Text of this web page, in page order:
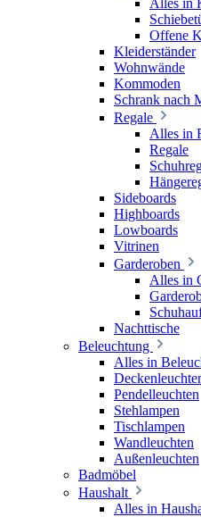
Alles in
Offene
Kleiderständer
Wohnwände
Kommoden
Schrank nach
Regale
Alles in
Regale
Sideboards
Highboards
Lowboards
Vitrinen
Garderoben
Alles in
Nachttische
Beleuchtung
Alles in
Pendelleuchten
Stehlampen
Tischlampen
Wandleuchten
Außenleuchten
Badmöbel
Haushalt
Alles in